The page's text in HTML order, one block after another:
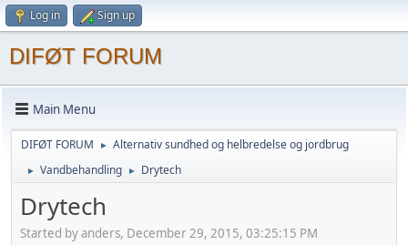
Log in Sign up
DIFØT FORUM
Main Menu
DIFØT FORUM ► Alternativ sundhed og helbredelse og jordbrug
► Vandbehandling ► Drytech
Drytech
Started by anders, December 29, 2015, 03:25:15 PM